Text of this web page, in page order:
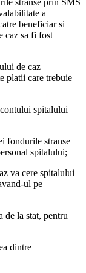
stranse prin SMS
a
beneficiar si
caz sa fi fost
de caz
platii care trebuie
spitalului
fondurile stranse
spitalului;
va cere spitalului
ul pe
de la stat, pentru
dintre